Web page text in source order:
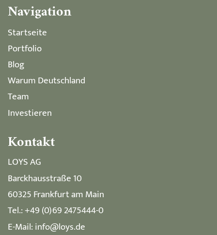
Navigation
Startseite
Portfolio
Blog
Warum Deutschland
Team
Investieren
Kontakt
LOYS AG
Barckhausstraße 10
60325 Frankfurt am Main
Tel.: +49 (0)69 2475444-0
E-Mail: info@loys.de